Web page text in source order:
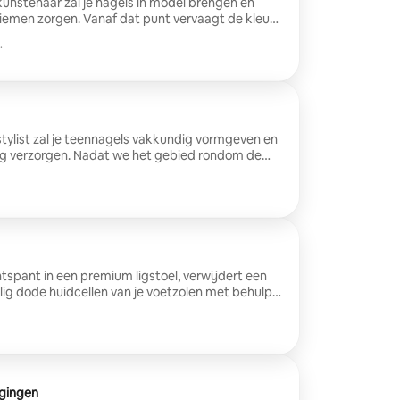
zorgen. Vanaf dat punt vervaagt de kleur
ontstaat. (Let op: extra optie voor
zal je teennagels vakkundig vormgeven en
verzorgen. Nadat we het gebied rondom de
gel in de kleur van je keuze aan om de
in een premium ligstoel, verwijdert een
dode huidcellen van je voetzolen met behulp
voeten die net zo glad en gehydrateerd zijn als